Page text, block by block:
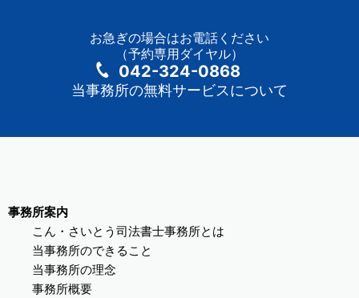
お急ぎの場合はお電話ください
（予約専用ダイヤル）
042-324-0868
当事務所の無料サービスについて
事務所案内
こん・さいとう司法書士事務所とは
当事務所のできること
当事務所の理念
事務所概要